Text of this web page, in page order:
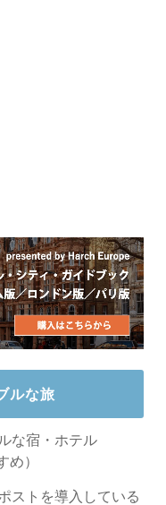
ルな旅
な宿・ホテル
め）
ストを導入している